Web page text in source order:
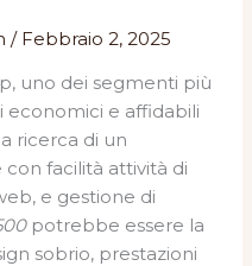
/ Febbraio 2, 2025
uno dei segmenti più
economici e affidabili
ricerca di un
con facilità attività di
e gestione di
potrebbe essere la
sobrio, prestazioni